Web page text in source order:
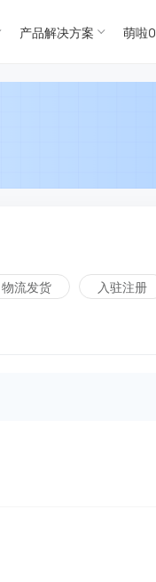
产品解决方案 萌啦
物流发货 入驻注册